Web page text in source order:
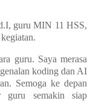
guru MIN 11 HSS,
guru. Saya merasa
koding dan AI
Semoga ke depan
guru semakin siap